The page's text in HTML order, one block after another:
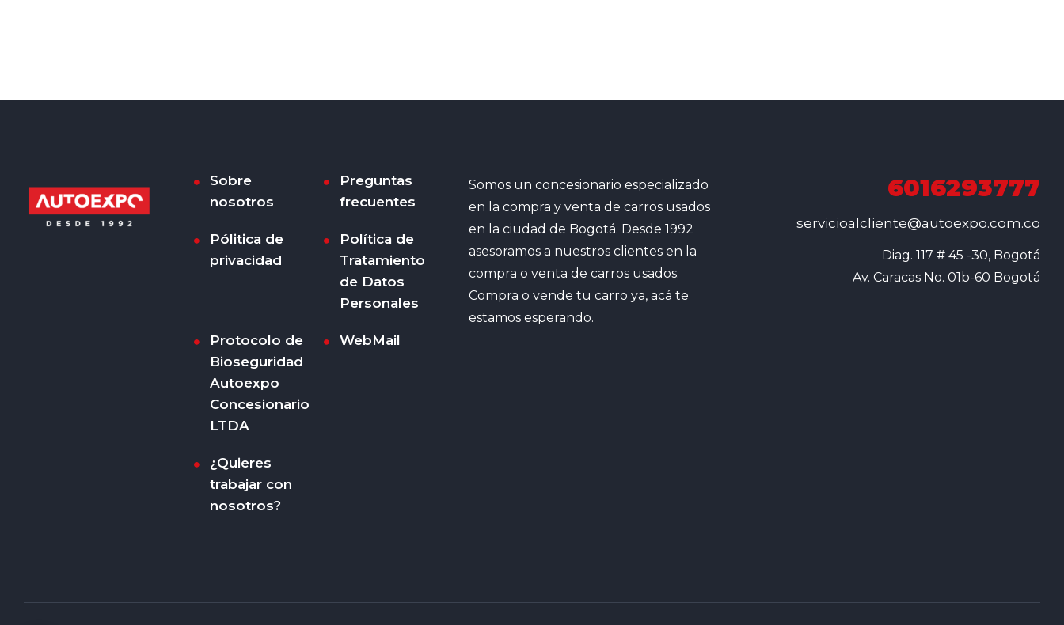
Sobre
nosotros
Preguntas
frecuentes
Pólitica de
privacidad
Política de
Tratamiento
de Datos
Personales
Protocolo de
Bioseguridad
Autoexpo
Concesionario
LTDA
WebMail
¿Quieres
trabajar con
nosotros?
Somos un concesionario especializado
en la compra y venta de carros usados
en la ciudad de Bogotá. Desde 1992
asesoramos a nuestros clientes en la
compra o venta de carros usados.
Compra o vende tu carro ya, acá te
estamos esperando.
6016293777
servicioalcliente@autoexpo.com.co
Diag. 117 # 45 -30, Bogotá
Av. Caracas No. 01b-60 Bogotá